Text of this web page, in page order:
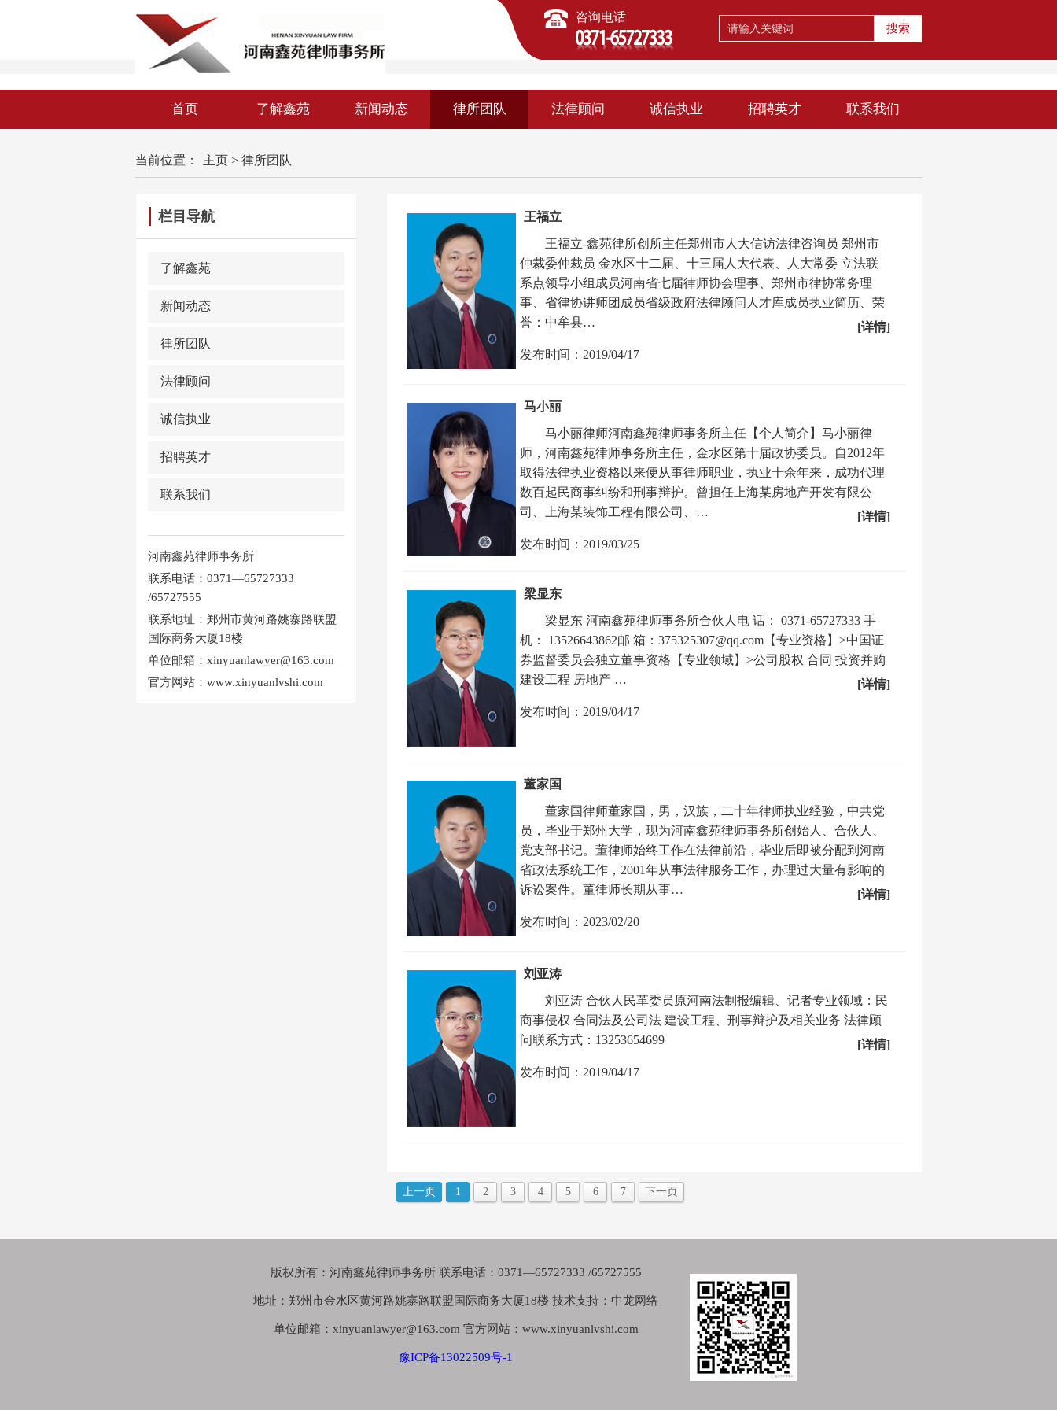
咨询电话
搜索
首页 了解鑫苑 新闻动态 律所团队 法律顾问 诚信执业 招聘英才 联系我们
当前位置： 主页 > 律所团队
栏目导航
了解鑫苑
新闻动态
律所团队
法律顾问
诚信执业
招聘英才
联系我们
河南鑫苑律师事务所
联系电话：0371—65727333
/65727555
联系地址：郑州市黄河路姚寨路联盟
国际商务大厦18楼
单位邮箱：xinyuanlawyer@163.com
官方网站：www.xinyuanlvshi.com
王福立
王福立-鑫苑律所创所主任郑州市人大信访法律咨询员 郑州市
仲裁委仲裁员 金水区十二届、十三届人大代表、人大常委 立法联
系点领导小组成员河南省七届律师协会理事、郑州市律协常务理
事、省律协讲师团成员省级政府法律顾问人才库成员执业简历、荣
誉：中牟县…
[详情]
发布时间：2019/04/17
马小丽
马小丽律师河南鑫苑律师事务所主任【个人简介】马小丽律
师，河南鑫苑律师事务所主任，金水区第十届政协委员。自2012年
取得法律执业资格以来便从事律师职业，执业十余年来，成功代理
数百起民商事纠纷和刑事辩护。曾担任上海某房地产开发有限公
司、上海某装饰工程有限公司、…
[详情]
发布时间：2019/03/25
梁显东
梁显东 河南鑫苑律师事务所合伙人电 话： 0371-65727333 手
机： 13526643862邮 箱：375325307@qq.com【专业资格】>中国证
券监督委员会独立董事资格【专业领域】>公司股权 合同 投资并购
建设工程 房地产 …
[详情]
发布时间：2019/04/17
董家国
董家国律师董家国，男，汉族，二十年律师执业经验，中共党
员，毕业于郑州大学，现为河南鑫苑律师事务所创始人、合伙人、
党支部书记。董律师始终工作在法律前沿，毕业后即被分配到河南
省政法系统工作，2001年从事法律服务工作，办理过大量有影响的
诉讼案件。董律师长期从事…
[详情]
发布时间：2023/02/20
刘亚涛
刘亚涛 合伙人民革委员原河南法制报编辑、记者专业领域：民
商事侵权 合同法及公司法 建设工程、刑事辩护及相关业务 法律顾
问联系方式：13253654699
[详情]
发布时间：2019/04/17
上一页 1 2 3 4 5 6 7 下一页
版权所有：河南鑫苑律师事务所 联系电话：0371—65727333 /65727555
地址：郑州市金水区黄河路姚寨路联盟国际商务大厦18楼 技术支持：中龙网络
单位邮箱：xinyuanlawyer@163.com 官方网站：www.xinyuanlvshi.com
豫ICP备13022509号-1